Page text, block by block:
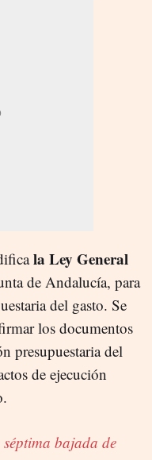
la Ley General
de Andalucía, para
del gasto. Se
los documentos
presupuestaria del
de ejecución
bajada de